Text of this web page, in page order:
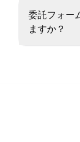
委託フォー
ますか？